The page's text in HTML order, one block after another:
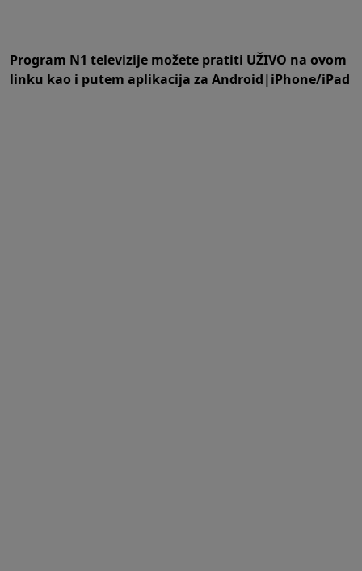
Program N1 televizije možete pratiti UŽIVO na ovom
linku kao i putem aplikacija za Android|iPhone/iPad